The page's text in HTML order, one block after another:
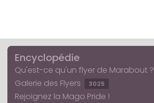
Encyclopédie
Qu'est-ce qu'un flyer de Marabout ?
Galerie des Flyers
3025
Rejoignez la Mago Pride !